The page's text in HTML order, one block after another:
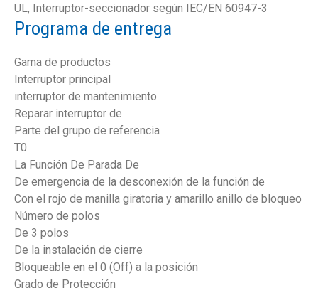
UL, Interruptor-seccionador según IEC/EN 60947-3
Programa de entrega
Gama de productos
Interruptor principal
interruptor de mantenimiento
Reparar interruptor de
Parte del grupo de referencia
T0
La Función De Parada De
De emergencia de la desconexión de la función de
Con el rojo de manilla giratoria y amarillo anillo de bloqueo
Número de polos
De 3 polos
De la instalación de cierre
Bloqueable en el 0 (Off) a la posición
Grado de Protección